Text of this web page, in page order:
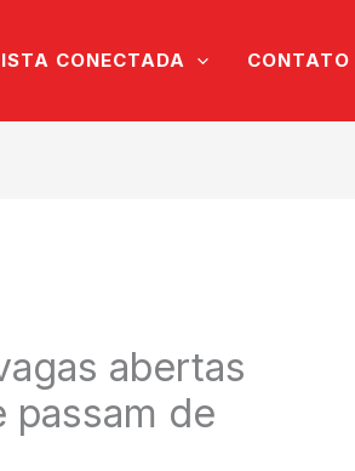
CONECTADA CONTATO
abertas
passam de